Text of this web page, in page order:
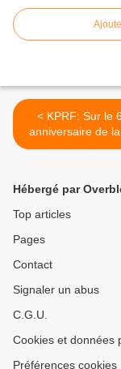
< KPRF: Sur le 64ème
anniversaire de
soviétique sur
Hébergé par
Top articles
Pages
Contact
Signaler un abus
C.G.U.
Cookies et données
Préférences cookies